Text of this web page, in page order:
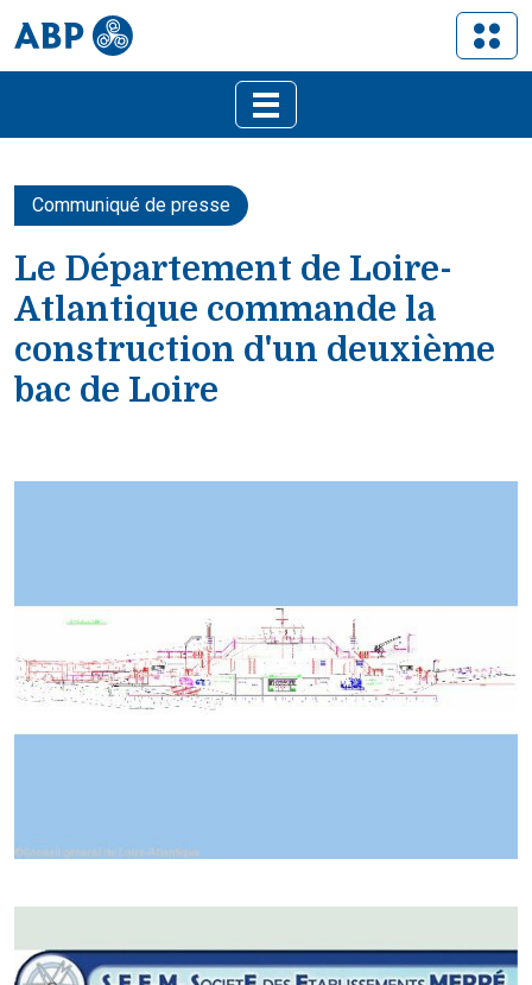
Communiqué de presse
Le Département de Loire-
Atlantique commande la
construction d'un deuxième
bac de Loire